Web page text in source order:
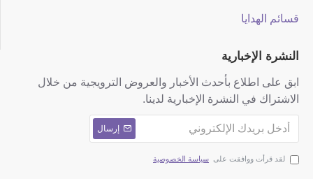
قسائم الهدايا
النشرة الإخبارية
ابق على اطلاع بأحدث الأخبار والعروض الترويجية من خلال
الاشتراك في النشرة الإخبارية لدينا.
إرسال
لقد قرأت ووافقت على سياسة الخصوصية